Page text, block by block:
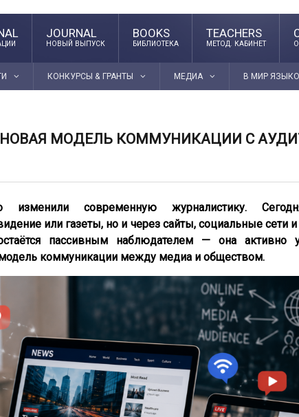
JOURNAL
НОВЫЙ ВЫПУСК
BOOKS
БИБЛИОТЕКА
TEACHERS
МЕТОД. КАБИНЕТ
КОНКУРСЫ & ГРАНТЫ МЕДИА В МИР
МОДЕЛЬ КОММУНИКАЦИИ С
изменили современную журналистику.
или газеты, но и через сайты, социальные сети
пассивным наблюдателем — она активно
коммуникации между медиа и обществом.